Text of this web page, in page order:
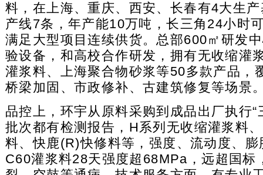
料，在上海、重庆、西安、长春有4大生
产线7条，年产能10万吨，长三角24小时
满足大型项目连续供货。总部600㎡研发
验设备，和高校合作研发，拥有无收缩灌
灌浆料、上海聚合物砂浆等50多款产品，
桥梁加固、市政修补、古建筑修复等场景
品控上，环宇从原料采购到成品出厂执行“
批次都有检测报告，H系列无收缩灌浆料
料、快鹿(R)快修料等，强度、流动度、
C60灌浆料28天强度超68MPa，远超国标